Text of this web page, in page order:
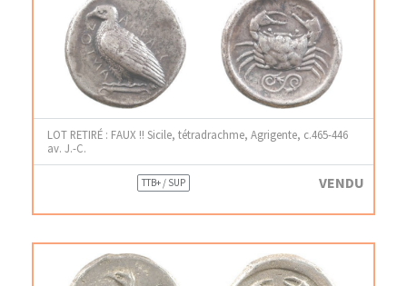
LOT RETIRÉ : FAUX !! Sicile, tétradrachme, Agrigente, c.465-446
av. J.-C.
TTB+ / SUP VENDU